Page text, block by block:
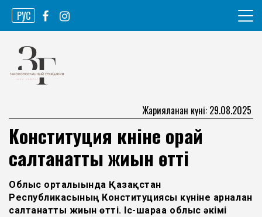
Skip
content
РУС
Законопослушный гражданин
Жарияланған күні: 29.08.2025
Конституция күніне орай
салтанатты жиын өтті
Облыс орталығында Қазақстан
Республикасының Конституциясы күніне арналған
салтанатты жиын өтті. Іс-шараға облыс әкімі